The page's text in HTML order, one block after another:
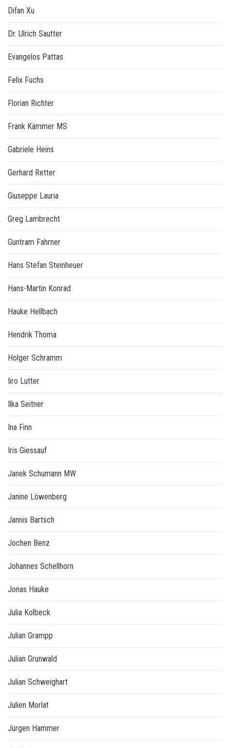
Difan Xu
Dr. Ulrich Sautter
Evangelos Pattas
Felix Fuchs
Florian Richter
Frank Kämmer MS
Gabriele Heins
Gerhard Retter
Giuseppe Lauria
Greg Lambrecht
Guntram Fahrner
Hans Stefan Steinheuer
Hans-Martin Konrad
Hauke Hellbach
Hendrik Thoma
Holger Schramm
Iiro Lutter
Ilka Seitner
Ina Finn
Iris Giessauf
Janek Schumann MW
Janine Löwenberg
Jannis Bartsch
Jochen Benz
Johannes Schellhorn
Jonas Hauke
Julia Kolbeck
Julian Grampp
Julian Grunwald
Julian Schweighart
Julien Morlat
Jürgen Hammer